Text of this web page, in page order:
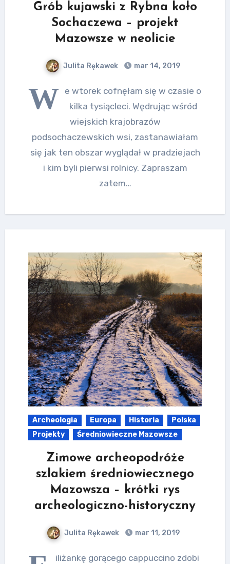
Grób kujawski z Rybna koło
Sochaczewa – projekt
Mazowsze w neolicie
Julita Rękawek mar 14, 2019
W
e wtorek cofnęłam się w czasie o
kilka tysiącleci. Wędrując wśród
wiejskich krajobrazów
podsochaczewskich wsi, zastanawiałam
się jak ten obszar wyglądał w pradziejach
i kim byli pierwsi rolnicy. Zapraszam
zatem…
Archeologia Europa Historia
Polska
Projekty
Średniowieczne Mazowsze
Zimowe archeopodróże
szlakiem średniowiecznego
Mazowsza – krótki rys
archeologiczno-historyczny
Julita Rękawek mar 11, 2019
iliżankę gorącego cappuccino zdobi